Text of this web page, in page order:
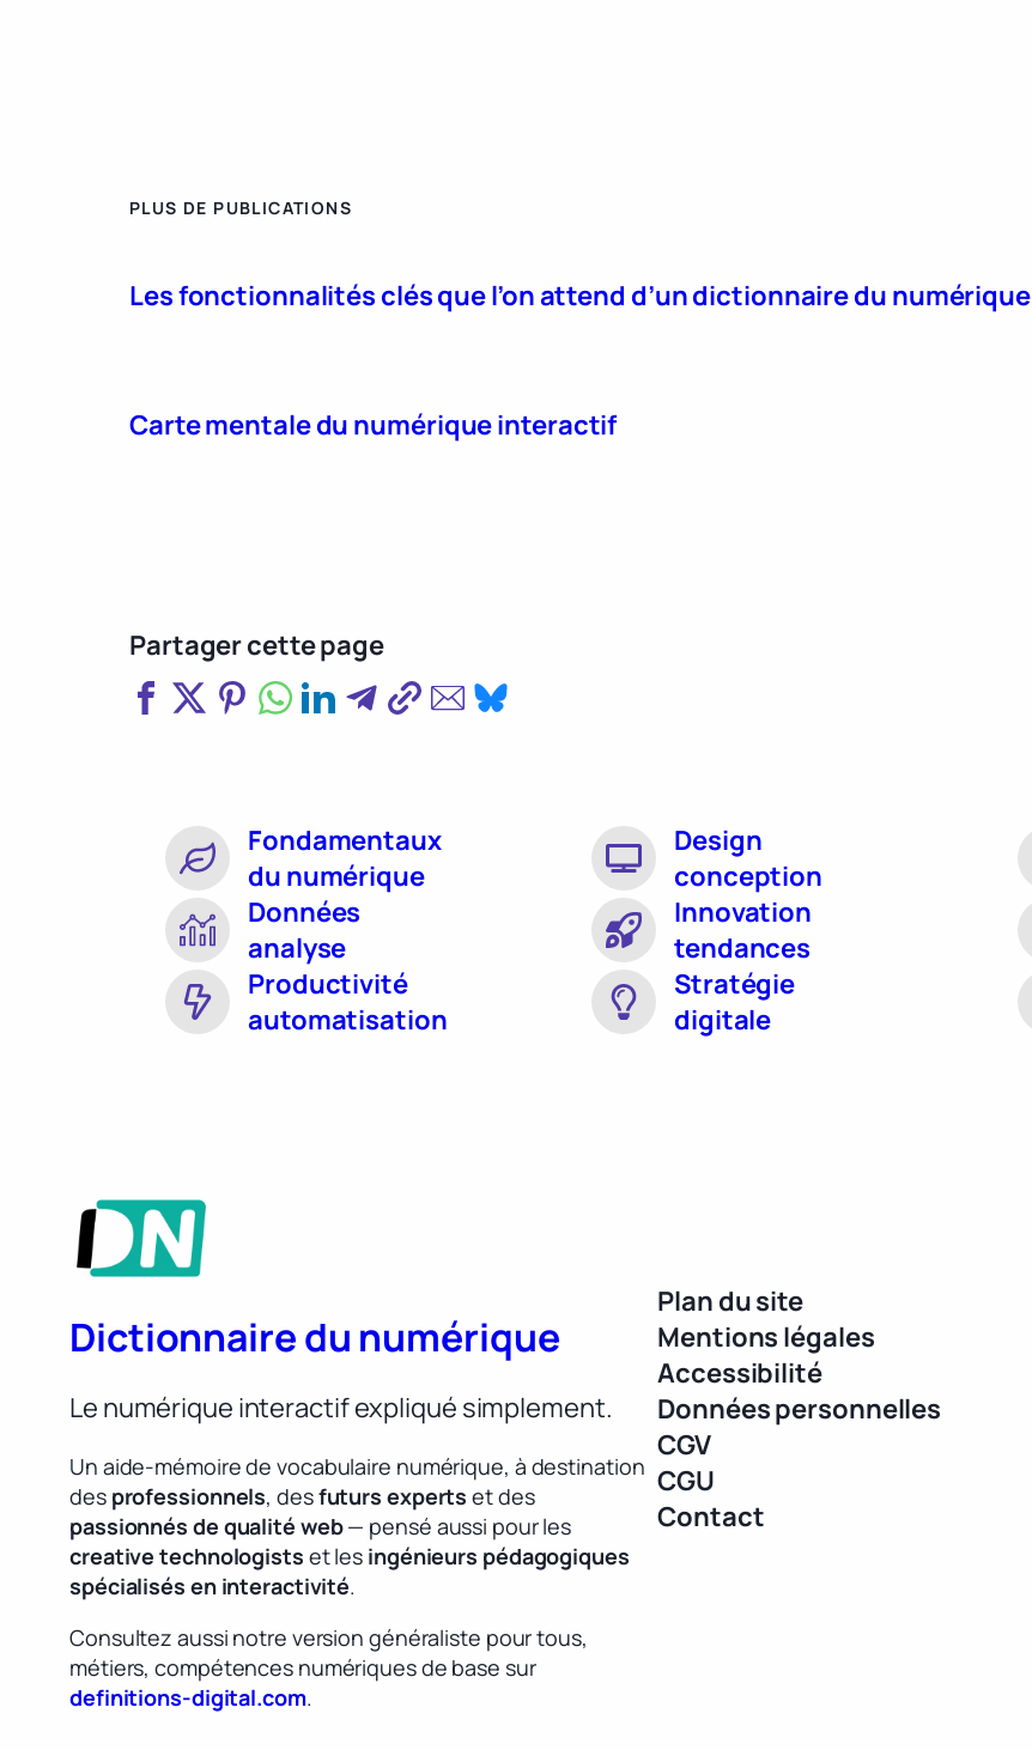
PLUS DE PUBLICATIONS
Les fonctionnalités clés que l’on attend d’un dictionnaire du numérique
Carte mentale du numérique interactif
Partager cette page
Fondamentaux
du numérique
Design
conception
Données
analyse
Innovation
tendances
Productivité
automatisation
Stratégie
digitale
Dictionnaire du numérique
Le numérique interactif expliqué simplement.
Un aide-mémoire de vocabulaire numérique, à destination
des professionnels, desfuturs experts et des
passionnés de qualité web— pensé aussi pour les
creative technologists et les ingénieurs pédagogiques
spécialisés en interactivité.
Consultez aussi notre version généraliste pour tous,
métiers, compétences numériques de base sur
definitions-digital.com.
Plan du site
Mentions légales
Accessibilité
Données personnelles
CGV
CGU
Contact